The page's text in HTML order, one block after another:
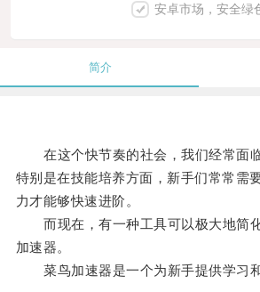
安卓市场，安全绿
简介
在这个快节奏的社会，我们经常面临
特别是在技能培养方面，新手们常常需
力才能够快速进阶。
而现在，有一种工具可以极大地简
加速器。
菜鸟加速器是一个为新手提供学习和